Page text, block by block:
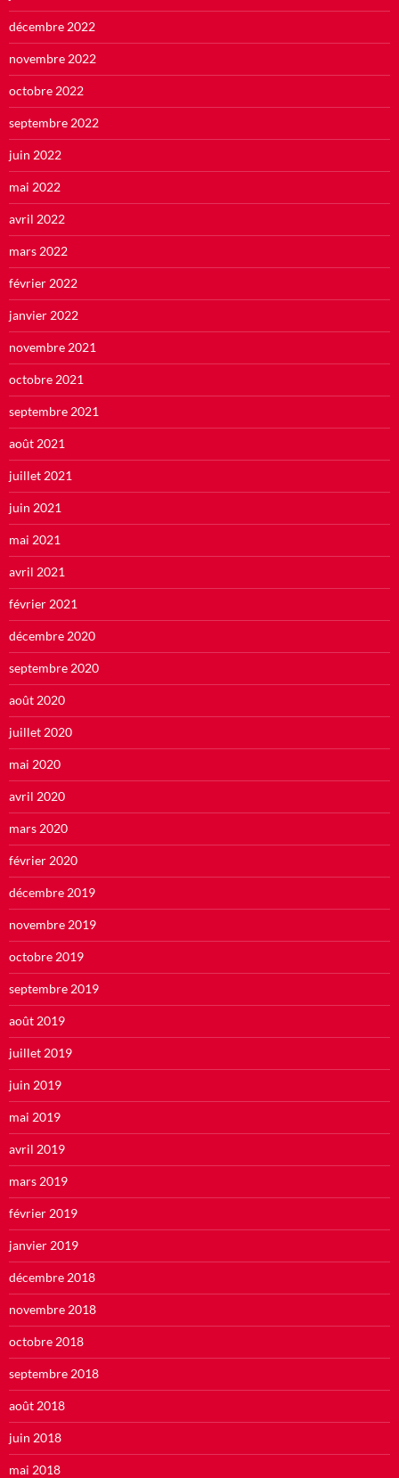
décembre 2022
novembre 2022
octobre 2022
septembre 2022
juin 2022
mai 2022
avril 2022
mars 2022
février 2022
janvier 2022
novembre 2021
octobre 2021
septembre 2021
août 2021
juillet 2021
juin 2021
mai 2021
avril 2021
février 2021
décembre 2020
septembre 2020
août 2020
juillet 2020
mai 2020
avril 2020
mars 2020
février 2020
décembre 2019
novembre 2019
octobre 2019
septembre 2019
août 2019
juillet 2019
juin 2019
mai 2019
avril 2019
mars 2019
février 2019
janvier 2019
décembre 2018
novembre 2018
octobre 2018
septembre 2018
août 2018
juin 2018
mai 2018